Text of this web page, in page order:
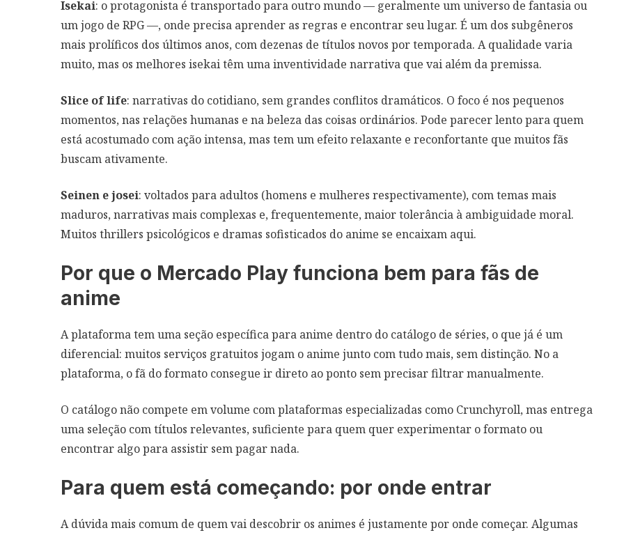
Isekai: o protagonista é transportado para outro mundo — geralmente um universo de fantasia ou
um jogo de RPG —, onde precisa aprender as regras e encontrar seu lugar. É um dos subgêneros
mais prolíficos dos últimos anos, com dezenas de títulos novos por temporada. A qualidade varia
muito, mas os melhores isekai têm uma inventividade narrativa que vai além da premissa.
Slice of life: narrativas do cotidiano, sem grandes conflitos dramáticos. O foco é nos pequenos
momentos, nas relações humanas e na beleza das coisas ordinários. Pode parecer lento para quem
está acostumado com ação intensa, mas tem um efeito relaxante e reconfortante que muitos fãs
buscam ativamente.
Seinen e josei: voltados para adultos (homens e mulheres respectivamente), com temas mais
maduros, narrativas mais complexas e, frequentemente, maior tolerância à ambiguidade moral.
Muitos thrillers psicológicos e dramas sofisticados do anime se encaixam aqui.
Por que o Mercado Play funciona bem para fãs de
anime
A plataforma tem uma seção específica para anime dentro do catálogo de séries, o que já é um
diferencial: muitos serviços gratuitos jogam o anime junto com tudo mais, sem distinção. No a
plataforma, o fã do formato consegue ir direto ao ponto sem precisar filtrar manualmente.
O catálogo não compete em volume com plataformas especializadas como Crunchyroll, mas entrega
uma seleção com títulos relevantes, suficiente para quem quer experimentar o formato ou
encontrar algo para assistir sem pagar nada.
Para quem está começando: por onde entrar
A dúvida mais comum de quem vai descobrir os animes é justamente por onde começar. Algumas